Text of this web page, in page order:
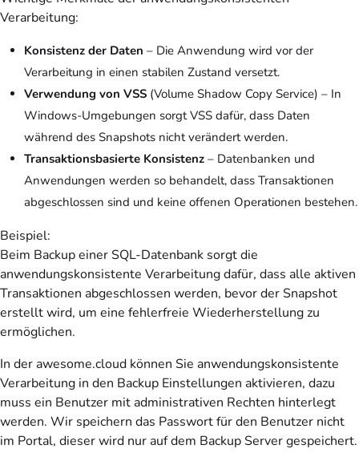
Verarbeitung:
Konsistenz der Daten – Die Anwendung wird vor der
Verarbeitung in einen stabilen Zustand versetzt.
Verwendung von VSS (Volume Shadow Copy Service) – In
Windows-Umgebungen sorgt VSS dafür, dass Daten
während des Snapshots nicht verändert werden.
Transaktionsbasierte Konsistenz – Datenbanken und
Anwendungen werden so behandelt, dass Transaktionen
abgeschlossen sind und keine offenen Operationen bestehen.
Beispiel:
Beim Backup einer SQL-Datenbank sorgt die
anwendungskonsistente Verarbeitung dafür, dass alle aktiven
Transaktionen abgeschlossen werden, bevor der Snapshot
erstellt wird, um eine fehlerfreie Wiederherstellung zu
ermöglichen.
In der awesome.cloud können Sie anwendungskonsistente
Verarbeitung in den Backup Einstellungen aktivieren, dazu
muss ein Benutzer mit administrativen Rechten hinterlegt
werden. Wir speichern das Passwort für den Benutzer nicht
im Portal, dieser wird nur auf dem Backup Server gespeichert.